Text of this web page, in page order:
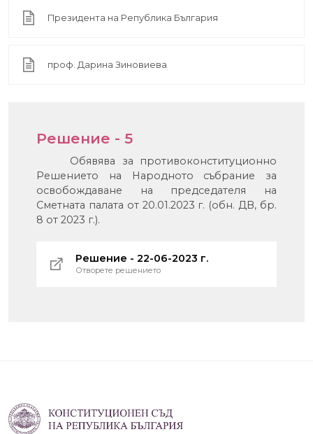
Президента на Република България
проф. Дарина Зиновиева
Решение - 5
Обявява за противоконституционно
Решението на Народното събрание за
освобождаване на председателя на
Сметната палата от 20.01.2023 г. (обн. ДВ, бр.
8 от 2023 г.).
Решение - 22-06-2023 г.
Отворете решението